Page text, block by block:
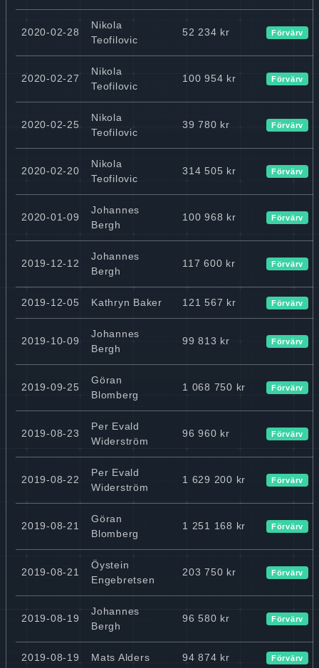
2020-02-28
Nikola
Teofilovic
52 234 kr Förvärv
2020-02-27
Nikola
Teofilovic
100 954 kr Förvärv
2020-02-25
Nikola
Teofilovic
39 780 kr Förvärv
2020-02-20
Nikola
Teofilovic
314 505 kr Förvärv
2020-01-09
Johannes
Bergh
100 968 kr Förvärv
2019-12-12
Johannes
Bergh
117 600 kr Förvärv
2019-12-05 Kathryn Baker 121 567 kr Förvärv
2019-10-09
Johannes
Bergh
99 813 kr Förvärv
2019-09-25
Göran
Blomberg
1 068 750 kr Förvärv
2019-08-23
Per Evald
Widerström
96 960 kr Förvärv
2019-08-22
Per Evald
Widerström
1 629 200 kr Förvärv
2019-08-21
Göran
Blomberg
1 251 168 kr Förvärv
2019-08-21
Öystein
Engebretsen
203 750 kr Förvärv
2019-08-19
Johannes
Bergh
96 580 kr Förvärv
2019-08-19 Mats Alders 94 874 kr Förvärv